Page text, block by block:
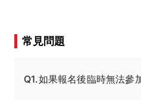
常見問題
Q1.如果報名後臨時無法參